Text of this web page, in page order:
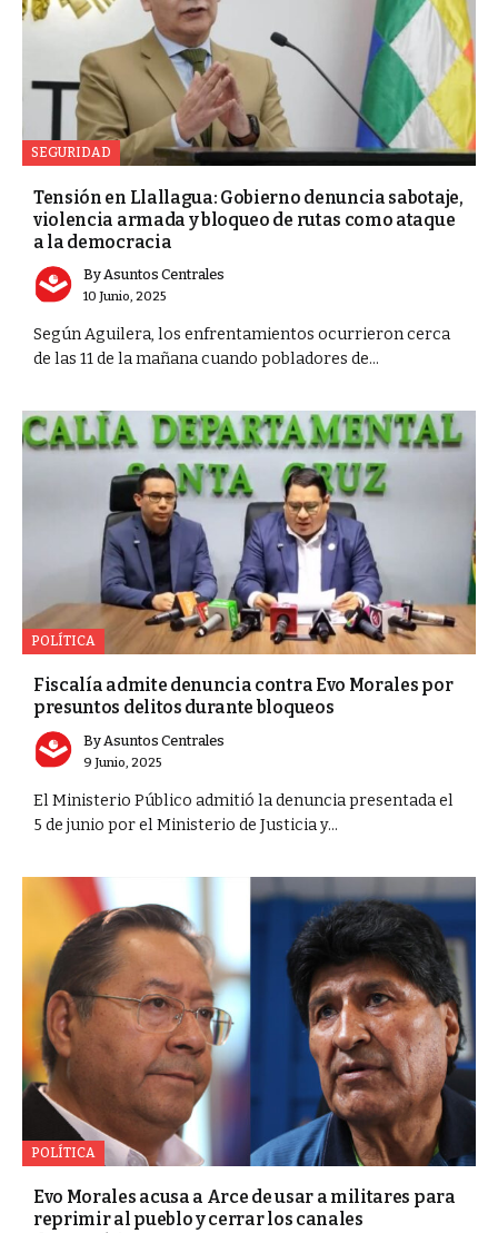
SEGURIDAD
Tensión en Llallagua: Gobierno denuncia sabotaje,
violencia armada y bloqueo de rutas como ataque
a la democracia
ByAsuntos Centrales
10 Junio, 2025
Según Aguilera, los enfrentamientos ocurrieron cerca
de las 11 de la mañana cuando pobladores de...
POLÍTICA
Fiscalía admite denuncia contra Evo Morales por
presuntos delitos durante bloqueos
By Asuntos Centrales
9 Junio, 2025
El Ministerio Público admitió la denuncia presentada el
5 de junio por el Ministerio de Justicia y...
POLÍTICA
Evo Morales acusa a Arce de usar a militares para
reprimir al pueblo y cerrar los canales